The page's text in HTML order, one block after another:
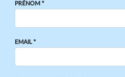
PRÉNOM *
EMAIL *